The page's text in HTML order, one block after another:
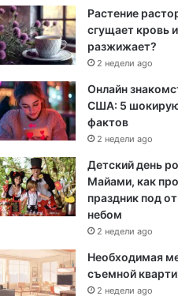
Растение
сгущает кровь
разжижает?
2 недели ago
Онлайн
США: 5
фактов
2 недели ago
Детский день
Майами, как
праздник под
небом
2 недели ago
Необходимая
съемной
2 недели ago